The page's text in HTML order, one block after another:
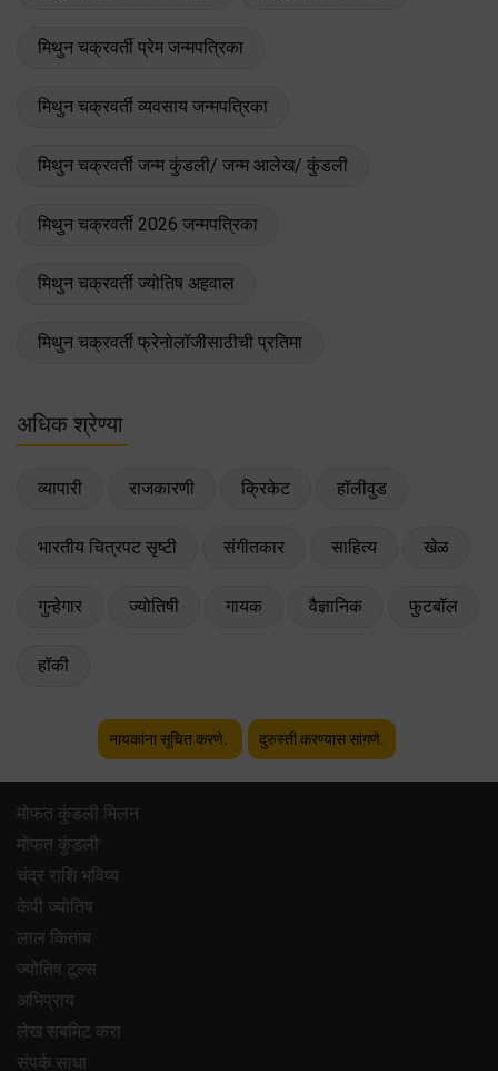
मिथुन चक्रवर्ती प्रेम जन्मपत्रिका
मिथुन चक्रवर्ती व्यवसाय जन्मपत्रिका
मिथुन चक्रवर्ती जन्म कुंडली/ जन्म आलेख/ कुंडली
मिथुन चक्रवर्ती 2026 जन्मपत्रिका
मिथुन चक्रवर्ती ज्योतिष अहवाल
मिथुन चक्रवर्ती फ्रेनोलॉजीसाठीची प्रतिमा
अधिक श्रेण्या
व्यापारी राजकारणी क्रिकेट हॉलीवुड
भारतीय चित्रपट सृष्टी संगीतकार साहित्य खेळ
गुन्हेगार ज्योतिषी गायक वैज्ञानिक फुटबॉल
हॉकी
नायकांना सूचित करणे. दुरुस्ती करण्यास सांगणे.
मोफत कुंडली मिलन
मोफत कुंडली
चंद्र राशि भविष्य
केपी ज्योतिष
लाल किताब
ज्योतिष टूल्स
अभिप्राय
लेख सबमिट करा
संपर्क साधा